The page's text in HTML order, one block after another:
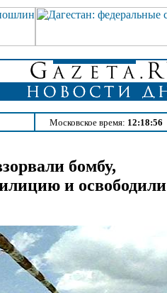
Московское время: 12:18:56
бомбу,
и освободили